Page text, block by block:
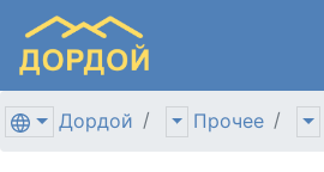
Дордой Прочее